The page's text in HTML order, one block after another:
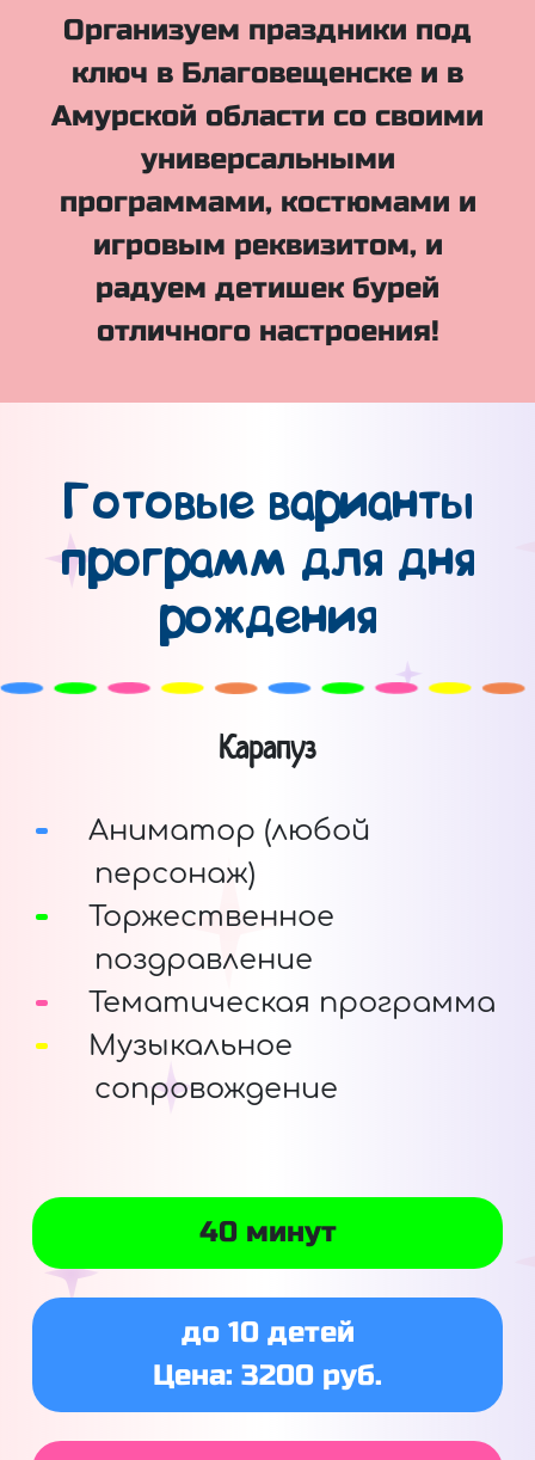
Организуем праздники под
ключ в Благовещенске и в
Амурской области со своими
универсальными
программами, костюмами и
игровым реквизитом, и
радуем детишек бурей
отличного настроения!
Готовые варианты
программ для дня
рождения
Карапуз
Аниматор (любой
персонаж)
Торжественное
поздравление
Тематическая программа
Музыкальное
сопровождение
40 минут
до 10 детей
Цена: 3200 руб.